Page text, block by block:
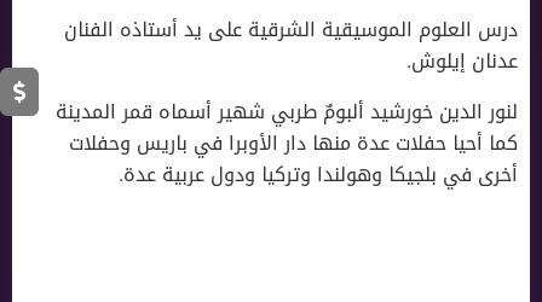
درس العلوم الموسيقية الشرقية على يد أستاذه الفنان
عدنان إيلوش.
لنور الدين خورشيد ألبومٌ طربي شهير أسماه قمر المدينة
كما أحيا حفلات عدة منها دار الأوبرا في باريس وحفلات
أخرى في بلجيكا وهولندا وتركيا ودول عربية عدة.